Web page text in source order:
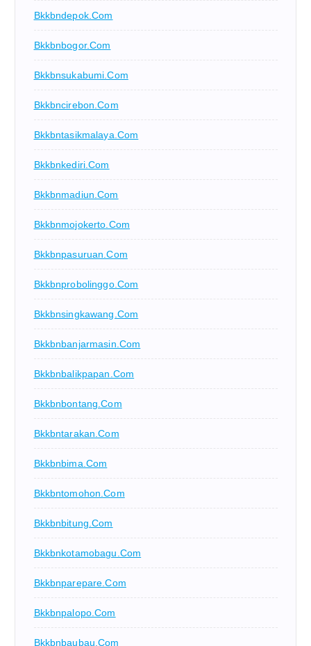
Bkkbndepok.com
Bkkbnbogor.com
Bkkbnsukabumi.com
Bkkbncirebon.com
Bkkbntasikmalaya.com
Bkkbnkediri.com
Bkkbnmadiun.com
Bkkbnmojokerto.com
Bkkbnpasuruan.com
Bkkbnprobolinggo.com
Bkkbnsingkawang.com
Bkkbnbanjarmasin.com
Bkkbnbalikpapan.com
Bkkbnbontang.com
Bkkbntarakan.com
Bkkbnbima.com
Bkkbntomohon.com
Bkkbnbitung.com
Bkkbnkotamobagu.com
Bkkbnparepare.com
Bkkbnpalopo.com
Bkkbnbaubau.com